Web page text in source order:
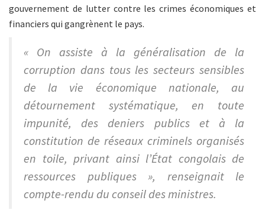
gouvernement de lutter contre les crimes économiques et
financiers qui gangrènent le pays.
« On assiste à la généralisation de la
corruption dans tous les secteurs sensibles
de la vie économique nationale, au
détournement systématique, en toute
impunité, des deniers publics et à la
constitution de réseaux criminels organisés
en toile, privant ainsi l’État congolais de
ressources publiques », renseignait le
compte-rendu du conseil des ministres.